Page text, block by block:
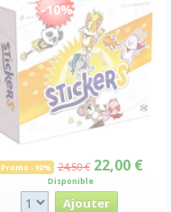
-10%
Promo -10% 24,50 € 22,00 €
Disponible